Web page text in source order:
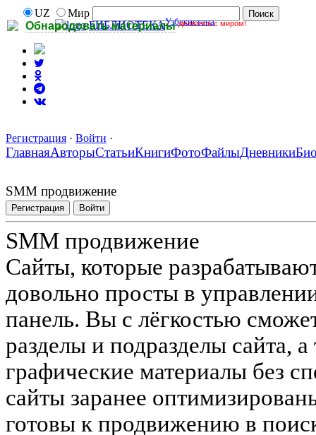
Обнародовать материалы делитесь с миром!
UZ
Мир
БИБЛИОТЕКАУзбекистана
Регистрация · Войти ·
ГлавнаяАвторыСтатьиКнигиФотоФайлыДневники
SMM продвижение
Регистрация Войти
SMM продвижение
Сайты, которые
довольно просты в
панель. Вы с лёгкостью
разделы и подразделы сайта,
графические материалы без
сайты заранее
готовы к продвижению в